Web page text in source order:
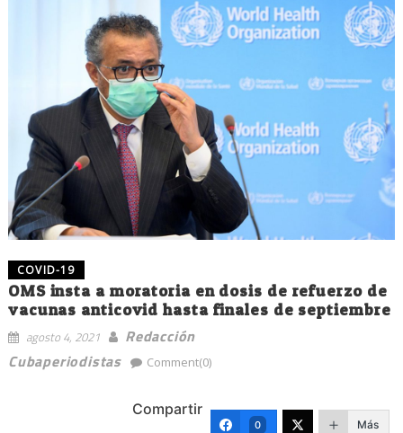
COVID-19
OMS insta a moratoria en dosis de refuerzo de
vacunas anticovid hasta finales de septiembre
agosto 4, 2021
Redacción
Cubaperiodistas
Comment(0)
Compartir
0 Más